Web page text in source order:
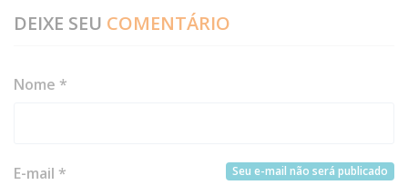
DEIXE SEU COMENTÁRIO
Nome *
E-mail * Seu e-mail não será publicado